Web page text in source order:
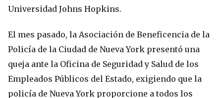
Universidad Johns Hopkins.
El mes pasado, la Asociación de Beneficencia de la
Policía de la Ciudad de Nueva York presentó una
queja ante la Oficina de Seguridad y Salud de los
Empleados Públicos del Estado, exigiendo que la
policía de Nueva York proporcione a todos los